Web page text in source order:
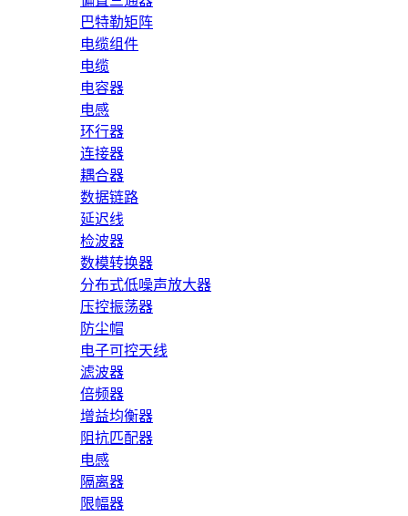
巴特勒矩阵
电缆组件
电缆
电容器
电感
环行器
连接器
耦合器
数据链路
延迟线
检波器
数模转换器
分布式低噪声放大器
压控振荡器
防尘帽
电子可控天线
滤波器
倍频器
增益均衡器
阻抗匹配器
电感
隔离器
限幅器